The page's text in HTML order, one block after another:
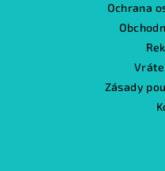
Ochrana
Zásady